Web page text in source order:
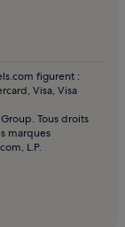
figurent :
Visa, Visa
Tous droits
marques
L.P.